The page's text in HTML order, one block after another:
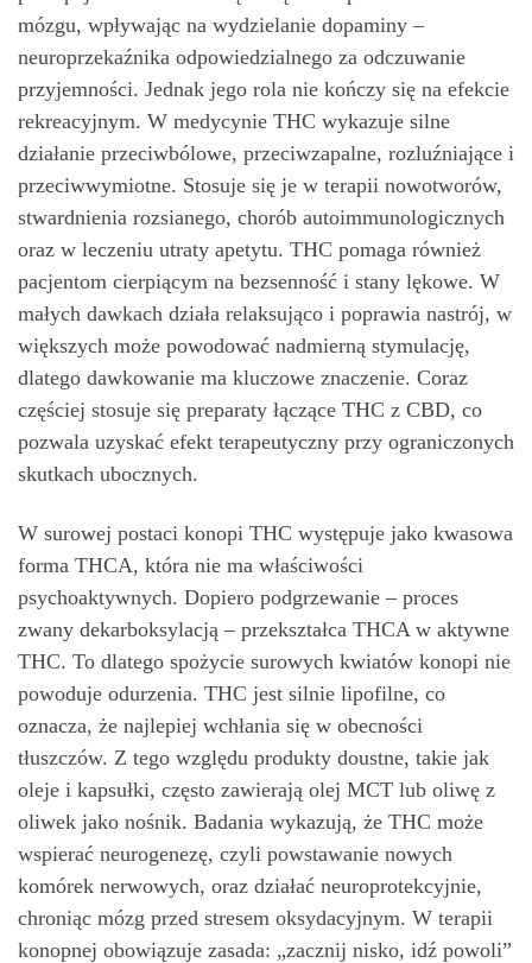
mózgu, wpływając na wydzielanie dopaminy –
neuroprzekaźnika odpowiedzialnego za odczuwanie
przyjemności. Jednak jego rola nie kończy się na efekcie
rekreacyjnym. W medycynie THC wykazuje silne
działanie przeciwbólowe, przeciwzapalne, rozluźniające i
przeciwwymiotne. Stosuje się je w terapii nowotworów,
stwardnienia rozsianego, chorób autoimmunologicznych
oraz w leczeniu utraty apetytu. THC pomaga również
pacjentom cierpiącym na bezsenność i stany lękowe. W
małych dawkach działa relaksująco i poprawia nastrój, w
większych może powodować nadmierną stymulację,
dlatego dawkowanie ma kluczowe znaczenie. Coraz
częściej stosuje się preparaty łączące THC z CBD, co
pozwala uzyskać efekt terapeutyczny przy ograniczonych
skutkach ubocznych.
W surowej postaci konopi THC występuje jako kwasowa
forma THCA, która nie ma właściwości
psychoaktywnych. Dopiero podgrzewanie – proces
zwany dekarboksylacją – przekształca THCA w aktywne
THC. To dlatego spożycie surowych kwiatów konopi nie
powoduje odurzenia. THC jest silnie lipofilne, co
oznacza, że najlepiej wchłania się w obecności
tłuszczów. Z tego względu produkty doustne, takie jak
oleje i kapsułki, często zawierają olej MCT lub oliwę z
oliwek jako nośnik. Badania wykazują, że THC może
wspierać neurogenezę, czyli powstawanie nowych
komórek nerwowych, oraz działać neuroprotekcyjnie,
chroniąc mózg przed stresem oksydacyjnym. W terapii
konopnej obowiązuje zasada: „zacznij nisko, idź powoli”